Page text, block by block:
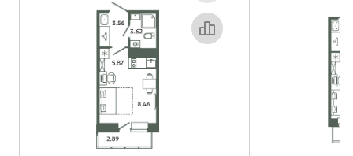
Объект месяца